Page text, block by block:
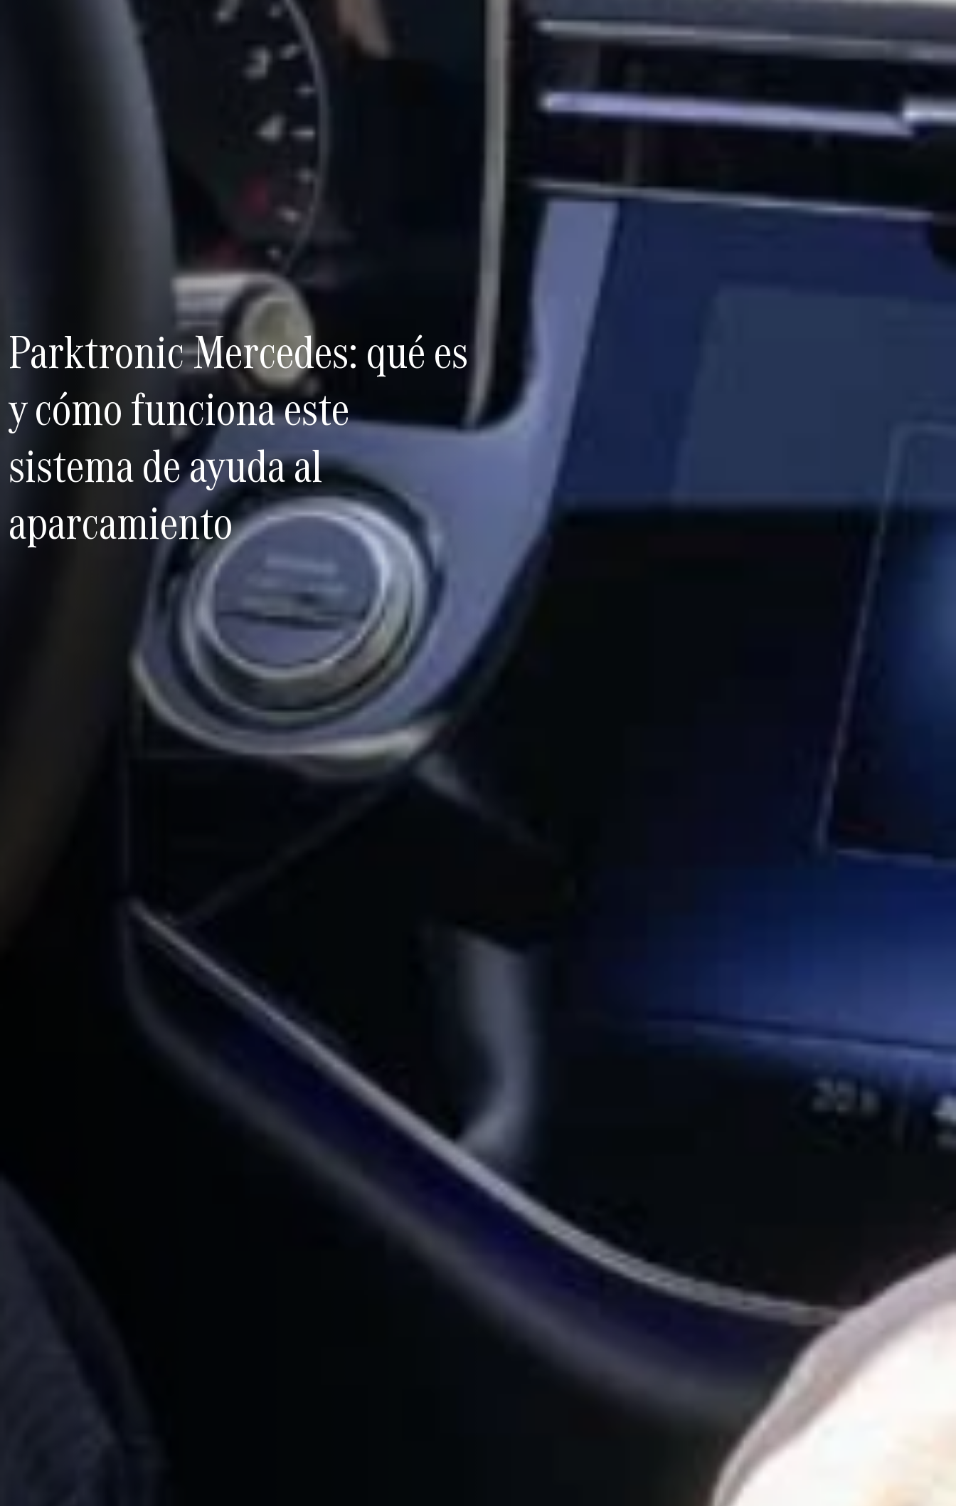
Parktronic Mercedes: qué es
y cómo funciona este
sistema de ayuda al
aparcamiento